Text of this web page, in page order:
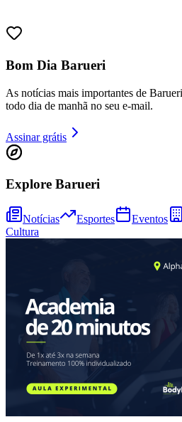
Vitória
Bom Dia Barueri
As notícias mais importantes de
todo dia de manhã no seu e-mail.
Assinar grátis
Explore Barueri
Notícias Esportes Eventos
Cultura